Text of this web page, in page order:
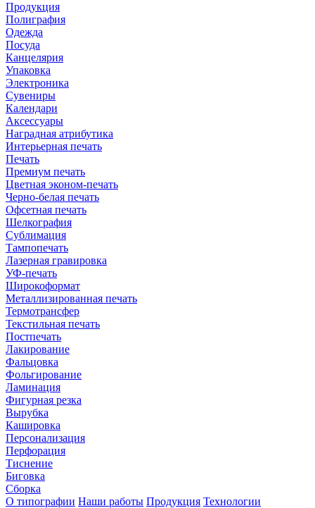
Продукция
Полиграфия
Одежда
Посуда
Канцелярия
Упаковка
Электроника
Сувениры
Календари
Аксессуары
Наградная атрибутика
Интерьерная печать
Печать
Премиум печать
Цветная эконом-печать
Черно-белая печать
Офсетная печать
Шелкография
Сублимация
Тампопечать
Лазерная гравировка
УФ-печать
Широкоформат
Металлизированная печать
Термотрансфер
Текстильная печать
Постпечать
Лакирование
Фальцовка
Фольгирование
Ламинация
Фигурная резка
Вырубка
Кашировка
Персонализация
Перфорация
Тиснение
Биговка
Сборка
О типографии Наши работы Продукция Технологии